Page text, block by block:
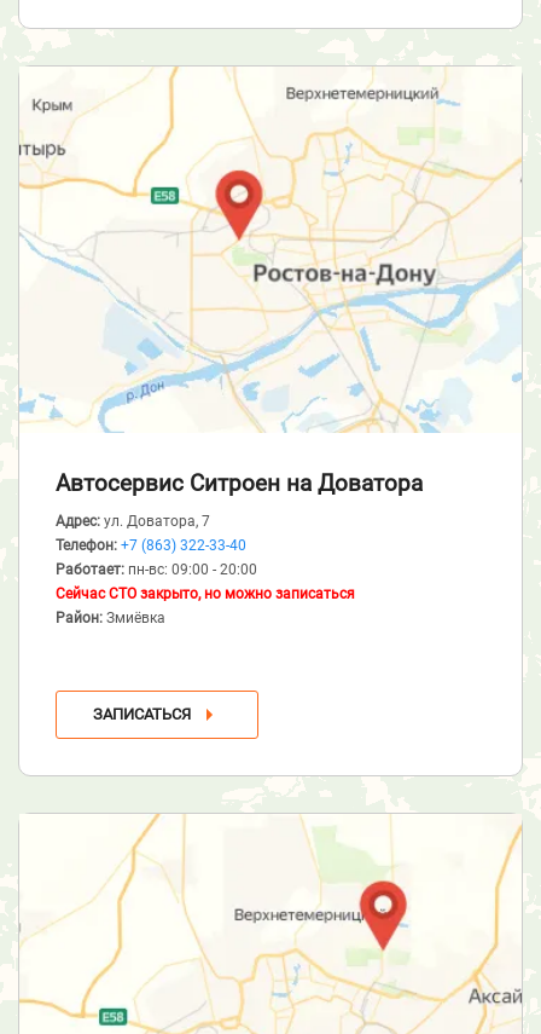
Автосервис Ситроен на Доватора
Адрес: ул. Доватора, 7
Телефон: +7 (863) 322-33-40
Работает: пн-вс: 09:00 - 20:00
Сейчас СТО закрыто, но можно записаться
Район: Змиёвка
ЗАПИСАТЬСЯ